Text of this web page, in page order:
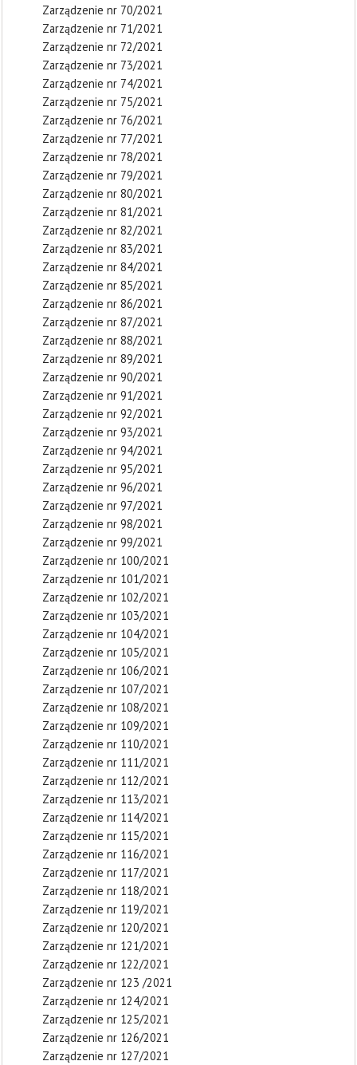
Zarządzenie nr 70/2021
Zarządzenie nr 71/2021
Zarządzenie nr 72/2021
Zarządzenie nr 73/2021
Zarządzenie nr 74/2021
Zarządzenie nr 75/2021
Zarządzenie nr 76/2021
Zarządzenie nr 77/2021
Zarządzenie nr 78/2021
Zarządzenie nr 79/2021
Zarządzenie nr 80/2021
Zarządzenie nr 81/2021
Zarządzenie nr 82/2021
Zarządzenie nr 83/2021
Zarządzenie nr 84/2021
Zarządzenie nr 85/2021
Zarządzenie nr 86/2021
Zarządzenie nr 87/2021
Zarządzenie nr 88/2021
Zarządzenie nr 89/2021
Zarządzenie nr 90/2021
Zarządzenie nr 91/2021
Zarządzenie nr 92/2021
Zarządzenie nr 93/2021
Zarządzenie nr 94/2021
Zarządzenie nr 95/2021
Zarządzenie nr 96/2021
Zarządzenie nr 97/2021
Zarządzenie nr 98/2021
Zarządzenie nr 99/2021
Zarządzenie nr 100/2021
Zarządzenie nr 101/2021
Zarządzenie nr 102/2021
Zarządzenie nr 103/2021
Zarządzenie nr 104/2021
Zarządzenie nr 105/2021
Zarządzenie nr 106/2021
Zarządzenie nr 107/2021
Zarządzenie nr 108/2021
Zarządzenie nr 109/2021
Zarządzenie nr 110/2021
Zarządzenie nr 111/2021
Zarządzenie nr 112/2021
Zarządzenie nr 113/2021
Zarządzenie nr 114/2021
Zarządzenie nr 115/2021
Zarządzenie nr 116/2021
Zarządzenie nr 117/2021
Zarządzenie nr 118/2021
Zarządzenie nr 119/2021
Zarządzenie nr 120/2021
Zarządzenie nr 121/2021
Zarządzenie nr 122/2021
Zarządzenie nr 123 /2021
Zarządzenie nr 124/2021
Zarządzenie nr 125/2021
Zarządzenie nr 126/2021
Zarządzenie nr 127/2021